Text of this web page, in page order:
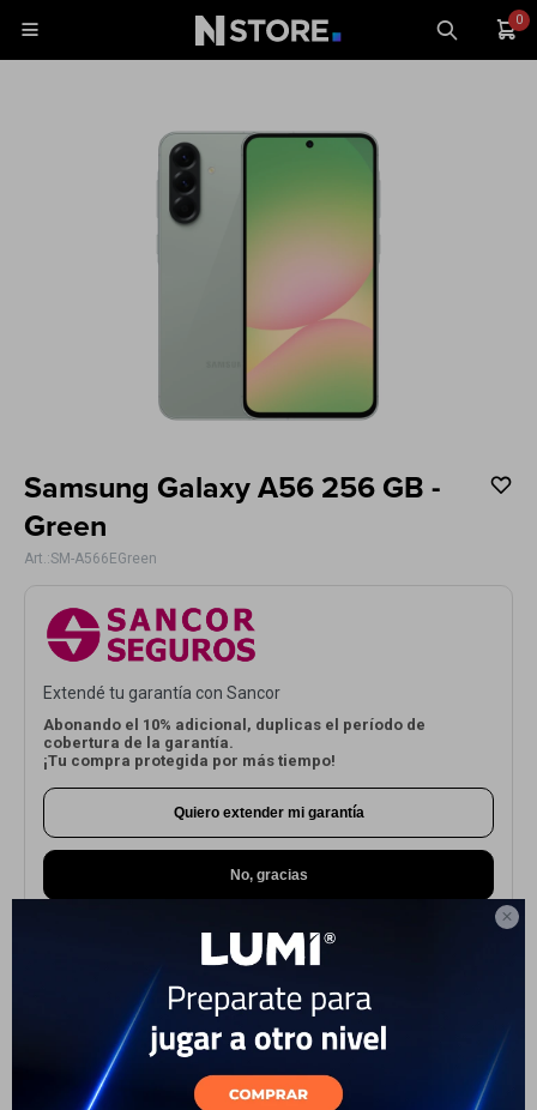

0

Samsung Galaxy A56 256 GB -
Green
SM-A566EGreen
Extendé tu garantía con Sancor
Abonando el 10% adicional, duplicas el período de
cobertura de la garantía.
¡Tu compra protegida por más tiempo!
Quiero extender mi garantía
No, gracias
Este artículo está agotado.
Movilidad
Cuenta
Wearables
Accesorios
Gaming